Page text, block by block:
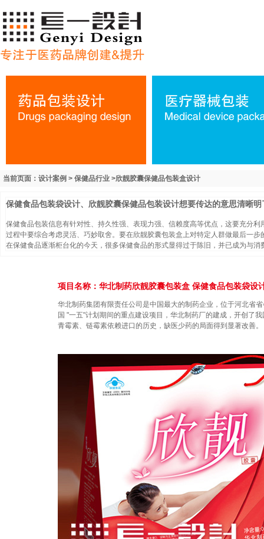
当前页面：设计案例 > 保健品行业 >欣靓胶囊保健品包装盒设计
保健食品包装袋设计、欣靓胶囊保健品包装设计想要传达的意思清晰明
保健食品包装信息有针对性、持久性强、表现力强、信赖度高等优点，这要充分
过程中要综合考虑灵活、巧妙取舍。要在欣靓胶囊包装盒上对特定人群做最后一
在保健食品逐渐柜台化的今天，很多保健食品的形式显得过于陈旧，并已成为与
项目名称：华北制药欣靓胶囊包装盒 保健食品包装袋设
华北制药集团有限责任公司是中国最大的制药企业，位于河北省
国 "一五"计划期间的重点建设项目，华北制药厂的建成，开创了
青霉素、链霉素依赖进口的历史，缺医少药的局面得到显著改善。